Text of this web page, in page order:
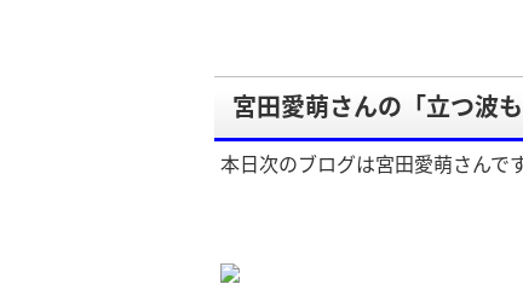
宮田愛萌さんの「立つ波も
本日次のブログは宮田愛萌さんです